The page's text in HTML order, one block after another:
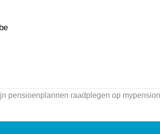
pensioenplannen raadplegen op